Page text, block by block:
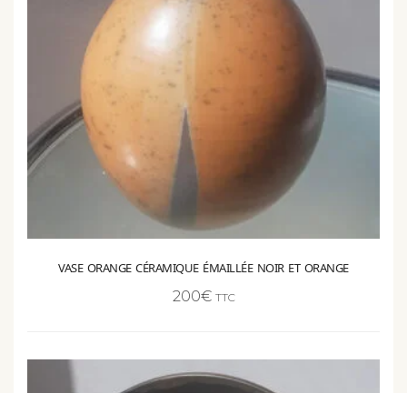
VASE ORANGE CÉRAMIQUE ÉMAILLÉE NOIR ET ORANGE
200 € TTC